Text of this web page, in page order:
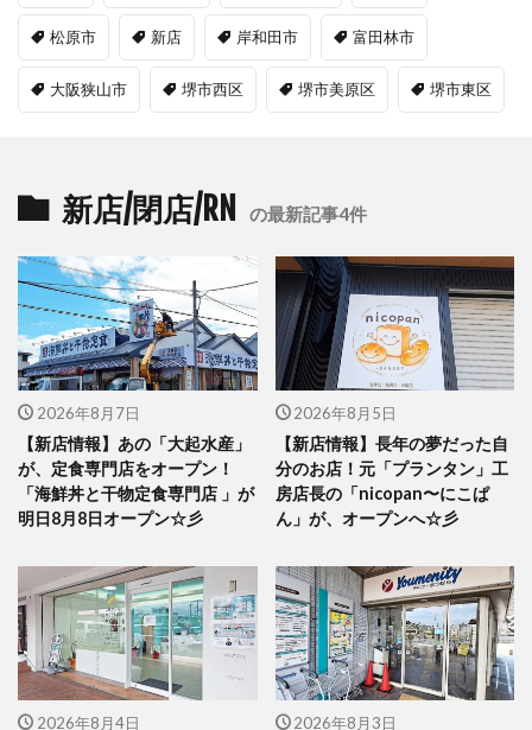
松原市 新店 岸和田市 富田林市
大阪狭山市 堺市西区 堺市美原区 堺市東区
新店/閉店/RN の最新記事4件
2026年8月7日
【新店情報】あの「大起水産」
が、定食専門店をオープン！
「海鮮丼と干物定食専門店 」が
明日8月8日オープン☆彡
2026年8月5日
【新店情報】長年の夢だった自
分のお店！元「プランタン」工
房店長の「nicopan〜にこぱ
ん」が、オープンへ☆彡
2026年8月4日 2026年8月3日